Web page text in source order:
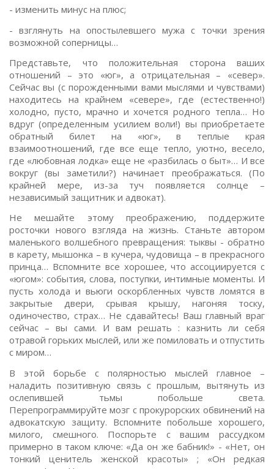
- изменить минус на плюс;
- взглянуть на опостылевшего мужа с точки зрения
возможной соперницы…
Представьте, что положительная сторона ваших
отношений – это «юг», а отрицательная – «север».
Сейчас вы (с порожденными вами мыслями и чувствами)
находитесь на крайнем «севере», где (естественно!)
холодно, пусто, мрачно и хочется родного тепла… Но
вдруг (определенным усилием воли!) вы приобретаете
обратный билет на «юг», в теплые края
взаимоотношений, где все еще тепло, уютно, весело,
где «любовная лодка» еще не «разбилась о быт»… И все
вокруг (вы заметили?) начинает преображаться. (По
крайней мере, из-за туч появляется солнце –
независимый защитник и адвокат).
Не мешайте этому преображению, поддержите
росточки нового взгляда на жизнь. Станьте автором
маленького волшебного превращения: тыквы - обратно
в карету, мышонка – в кучера, чудовища – в прекрасного
принца… Вспомните все хорошее, что ассоциируется с
«югом»: события, слова, поступки, интимные моменты. И
пусть холода и вьюги оскорбленных чувств ломятся в
закрытые двери, срывая крышу, нагоняя тоску,
одиночество, страх… Не сдавайтесь! Ваш главный враг
сейчас – вы сами. И вам решать : казнить ли себя
отравой горьких мыслей, или же помиловать и отпустить
с миром…
В этой борьбе с полярностью мыслей главное –
наладить позитивную связь с прошлым, вытянуть из
ослепившей тьмы побольше света.
Перепрограммируйте мозг с прокурорских обвинений на
адвокатскую защиту. Вспомните побольше хорошего,
милого, смешного. Поспорьте с вашим рассудком
примерно в таком ключе: «Да он же бабник!» - «Нет, он
тонкий ценитель женской красоты» ; «Он редкая